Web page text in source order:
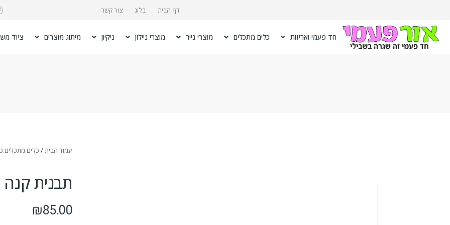
דף הבית בלוג צור קשר
חד פעמי ואריזות כלים מתכלים מוצרי נייר מוצרי ניילון ניקיון מיתוג מוצרים ציוד
עמוד הבית/ כלים
תבנית קנה
₪85.00